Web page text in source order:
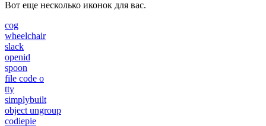
Вот еще несколько иконок для вас.
cog
wheelchair
slack
openid
spoon
file code o
tty
simplybuilt
object ungroup
codiepie